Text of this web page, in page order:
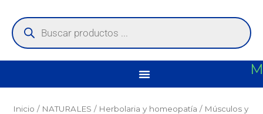
de
productos
Inicio / NATURALES / Herbolaria y homeopatía / Músculos y